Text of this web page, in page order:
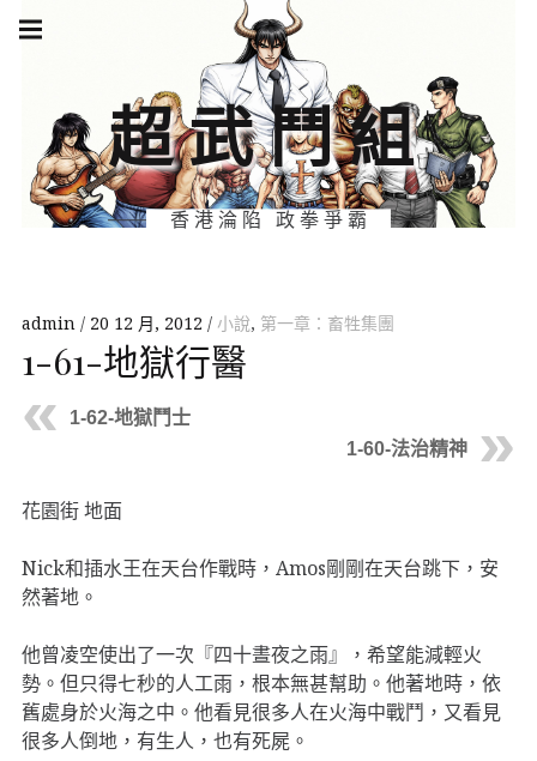
Skip
超武鬥組
香港淪陷 政拳爭霸
navigation
admin 20 12 月, 2012 小說, 第一章：畜牲集團
1-61-地獄行醫
1-62-地獄鬥士
1-60-法治精神
花園街 地面
Nick和插水王在天台作戰時，Amos剛剛在天台跳下，安
然著地。
他曾凌空使出了一次『四十晝夜之雨』，希望能減輕火
勢。但只得七秒的人工雨，根本無甚幫助。他著地時，依
舊處身於火海之中。他看見很多人在火海中戰鬥，又看見
很多人倒地，有生人，也有死屍。